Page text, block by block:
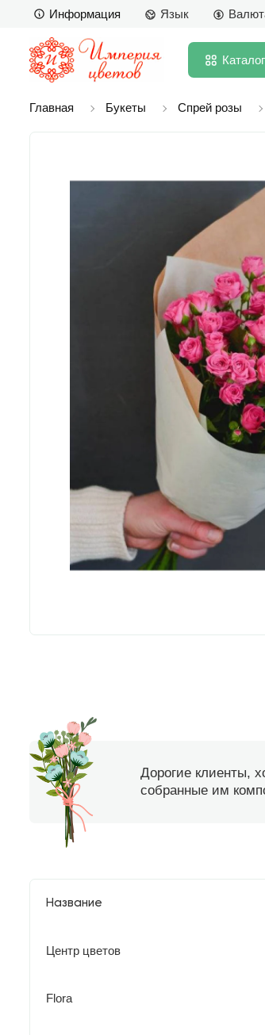
Информация Язык
Каталог
Главная Букеты Спрей розы
Дорогие клиенты,
собранные им
Название
Центр цветов
Flora